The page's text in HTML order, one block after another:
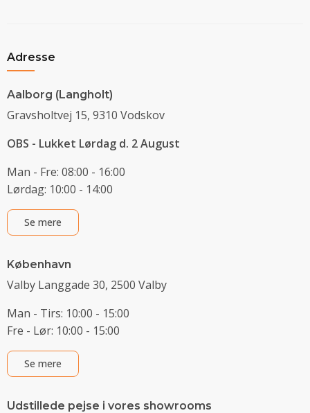
Adresse
Aalborg (Langholt)
Gravsholtvej 15, 9310 Vodskov
OBS - Lukket Lørdag d. 2 August
Man - Fre: 08:00 - 16:00
Lørdag: 10:00 - 14:00
Se mere
København
Valby Langgade 30, 2500 Valby
Man - Tirs: 10:00 - 15:00
Fre - Lør: 10:00 - 15:00
Se mere
Udstillede pejse i vores showrooms